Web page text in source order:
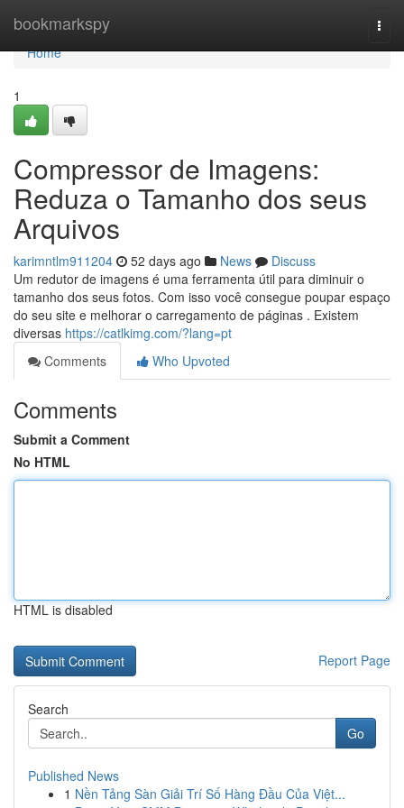
bookmarkspy
Home
Home
1
Compressor de Imagens:
Reduza o Tamanho dos seus
Arquivos
karimntlm911204 52 days ago News
Discuss
Um redutor de imagens é uma ferramenta útil para diminuir o
tamanho dos seus fotos. Com isso você consegue poupar espaço
do seu site e melhorar o carregamento de páginas . Existem
diversas https://catlkimg.com/?lang=pt
Comments
Who Upvoted
Comments
Submit a Comment
No HTML
HTML is disabled
Report Page
Search
Go
Published News
1 Nền Tảng Sàn Giải Trí Số Hàng Đầu Của Việt...